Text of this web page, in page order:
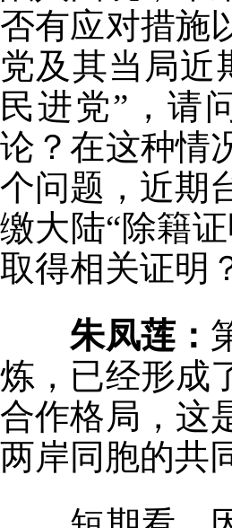
否有应对措施
党及其当局近
民进党”，请
论？在这种情
个问题，近期
缴大陆“除籍
取得相关证明
朱凤莲：
炼，已经形成
合作格局，这
两岸同胞的共